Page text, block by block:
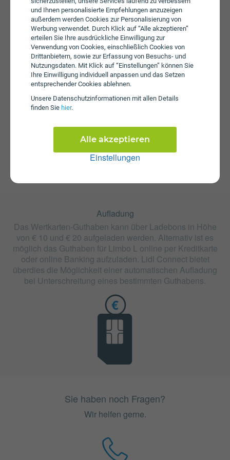
und Ihnen personalisierte Empfehlungen anzuzeigen
außerdem werden Cookies zur Personalisierung von
Werbung verwendet. Durch Klick auf “Alle akzeptieren”
erteilen Sie Ihre ausdrückliche Einwilligung zur
Verwendung von Cookies, einschließlich Cookies von
Drittanbietern, sowie zur Erfassung von Besuchs- und
Nutzungsdaten. Mit Klick auf “Einstellungen” können Sie
Ihre Einwilligung individuell anpassen und das Setzen
entsprechender Cookies ablehnen.
Unsere Daten­schutz­informationen mit allen Details
finden Sie hier.
Einstellungen
Alle akzeptieren
erhoben.
Startpaket
Die SIM-Karte ist im SIM-Karte enthalten. Dieses kann bei
Lidl Connect zum Preis von € 0,99 erworben werden.
Aufladung
Das Wertkarten-Guthaben kann über Ladebons in Höhe
von € 10 und € 20 aufgeladen werden. Alternativ ist es
möglich das Guthaben für Limbo L online per Kreditkarte
oder online Banking aufzuladen. Lidl Connect bietet
überdies die Möglichkeit einer automatischen Aufladung
bei Unterschreitung eines bestimmten Guthabens.
Sie haben noch Fragen?
Wir helfen gerne.